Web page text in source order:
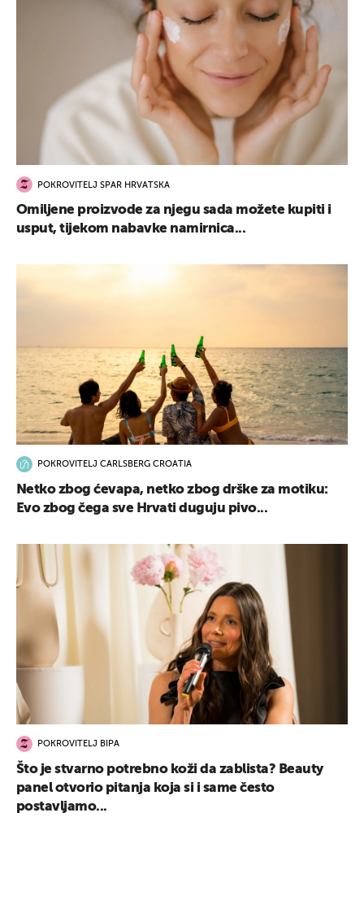
POKROVITELJ SPAR HRVATSKA
Omiljene proizvode za njegu sada možete kupiti i
usput, tijekom nabavke namirnica...
POKROVITELJ CARLSBERG CROATIA
Netko zbog ćevapa, netko zbog drške za motiku:
Evo zbog čega sve Hrvati duguju pivo...
POKROVITELJ BIPA
Što je stvarno potrebno koži da zablista? Beauty
panel otvorio pitanja koja si i same često
postavljamo...